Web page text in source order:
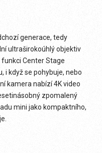
generace, tedy
ultraširokoúhlý objektiv
funkci Center Stage
i když se pohybuje, nebo
kamera nabízí 4K video
zpomalený
mini jako kompaktního,